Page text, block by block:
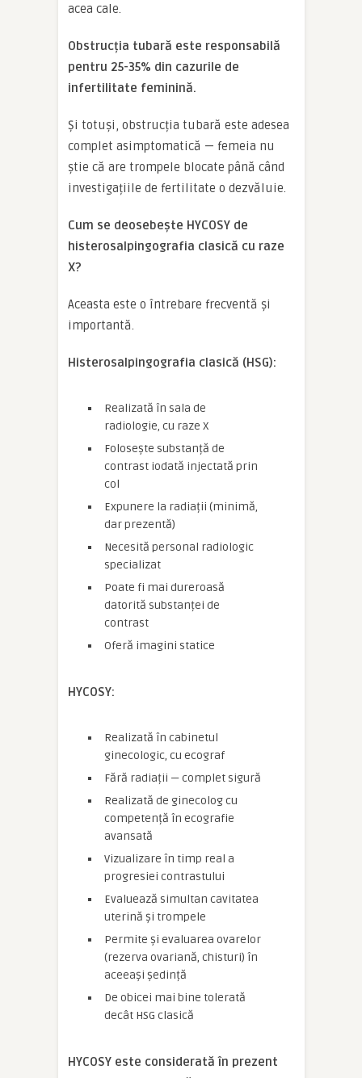
acea cale.
Obstrucția tubară este responsabilă
pentru 25-35% din cazurile de
infertilitate feminină.
Și totuși, obstrucția tubară este adesea
complet asimptomatică — femeia nu
știe că are trompele blocate până când
investigațiile de fertilitate o dezvăluie.
Cum se deosebește HYCOSY de
histerosalpingografia clasică cu raze
X?
Aceasta este o întrebare frecventă și
importantă.
Histerosalpingografia clasică (HSG):
Realizată în sala de
radiologie, cu raze X
Folosește substanță de
contrast iodată injectată prin
col
Expunere la radiații (minimă,
dar prezentă)
Necesită personal radiologic
specializat
Poate fi mai dureroasă
datorită substanței de
contrast
Oferă imagini statice
HYCOSY:
Realizată în cabinetul
ginecologic, cu ecograf
Fără radiații — complet sigură
Realizată de ginecolog cu
competență în ecografie
avansată
Vizualizare în timp real a
progresiei contrastului
Evaluează simultan cavitatea
uterină și trompele
Permite și evaluarea ovarelor
(rezerva ovariană, chisturi) în
aceeași ședință
De obicei mai bine tolerată
decât HSG clasică
HYCOSY este considerată în prezent